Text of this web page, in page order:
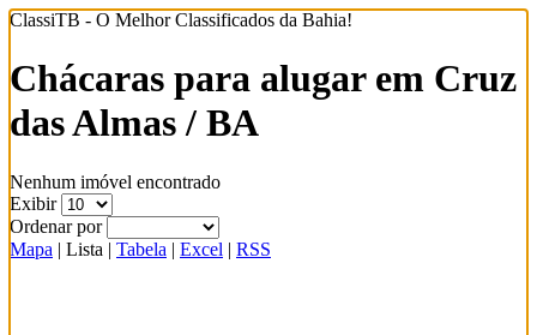
ClassiTB - O Melhor Classificados da Bahia!
Chácaras para alugar em Cruz
das Almas / BA
Nenhum imóvel encontrado
Exibir
Ordenar por
Mapa | Lista | Tabela | Excel | RSS